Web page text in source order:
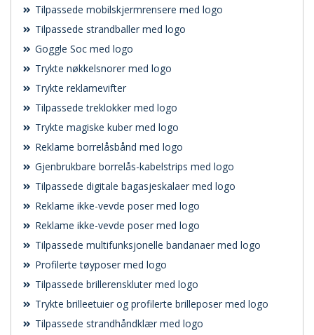
Tilpassede mobilskjermrensere med logo
Tilpassede strandballer med logo
Goggle Soc med logo
Trykte nøkkelsnorer med logo
Trykte reklamevifter
Tilpassede treklokker med logo
Trykte magiske kuber med logo
Reklame borrelåsbånd med logo
Gjenbrukbare borrelås-kabelstrips med logo
Tilpassede digitale bagasjeskalaer med logo
Reklame ikke-vevde poser med logo
Reklame ikke-vevde poser med logo
Tilpassede multifunksjonelle bandanaer med logo
Profilerte tøyposer med logo
Tilpassede brillerenskluter med logo
Trykte brilleetuier og profilerte brilleposer med logo
Tilpassede strandhåndklær med logo